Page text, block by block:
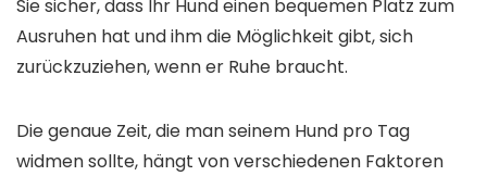
Sie sicher, dass Ihr Hund einen bequemen Platz zum
Ausruhen hat und ihm die Möglichkeit gibt, sich
zurückzuziehen, wenn er Ruhe braucht.
Die genaue Zeit, die man seinem Hund pro Tag
widmen sollte, hängt von verschiedenen Faktoren